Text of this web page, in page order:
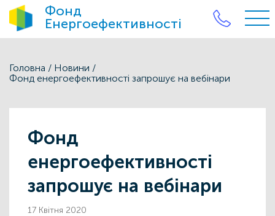
Фонд
Енергоефективності
Головна / Новини /
Фонд енергоефективності запрошує на вебінари
Фонд
енергоефективності
запрошує на вебінари
17 Квітня 2020